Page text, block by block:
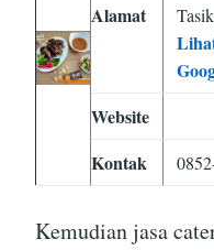
Alamat
Website
Kontak
Kemudian jasa